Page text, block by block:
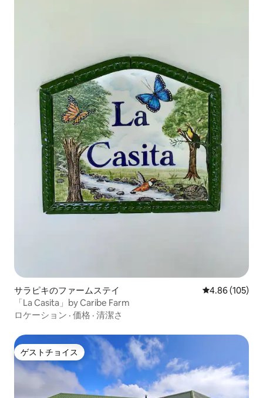
サラピキのファームステイ レビュー105
4.86 (105)
「La Casita」by Caribe Farm
ロケーション · 価格 · 清潔さ
ゲストチョイス
ゲストチョイス